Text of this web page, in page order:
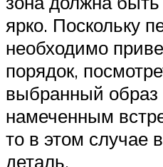
ярко. Поскольку
необходимо
порядок,
выбранный образ
намеченным
то в этом случае
деталь.